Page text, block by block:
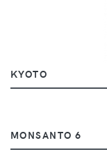
KYOTO
MONSANTO 6